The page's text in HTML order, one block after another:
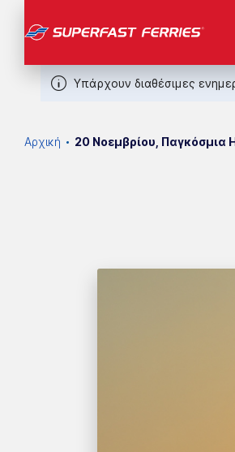
Υπάρχουν διαθέσιμες
Αρχική 20 Νοεμβρίου, Παγκόσμια